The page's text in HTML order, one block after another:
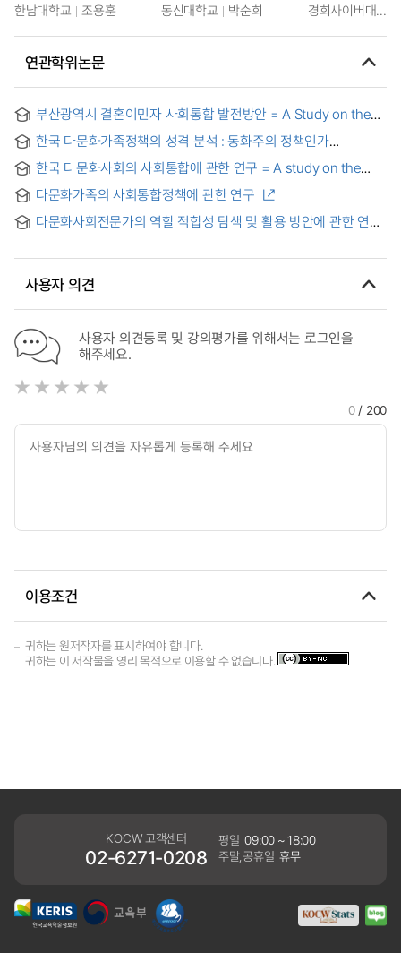
한남대학교 조용훈 동신대학교 박순희 경희사이버대학교
연관학위논문
부산광역시 결혼이민자 사회통합 발전방안 = A Study on the
Metropolitan City
한국 다문화가족정책의 성격 분석 : 동화주의 정책인가
한국 다문화사회의 사회통합에 관한 연구 = A study on the
다문화가족의 사회통합정책에 관한 연구
다문화사회전문가의 역할 적합성 탐색 및 활용 방안에 관한 연구
사용자 의견
사용자 의견등록 및 강의평가를 위해서는 로그인을
해주세요.
0/ 200
이용조건
귀하는 원저작자를 표시하여야 합니다.
귀하는 이 저작물을 영리 목적으로 이용할 수 없습니다.
KOCW 고객센터
02-6271-0208
평일 09:00 ~ 18:00
주말,공휴일 휴무